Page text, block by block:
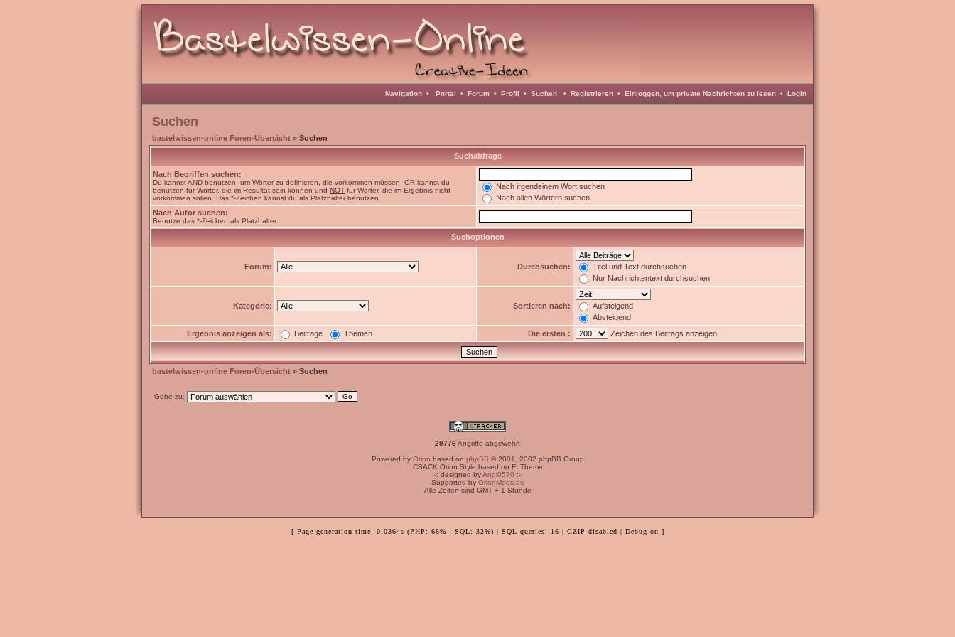
Navigation • Portal • Forum • Profil • Suchen • Registrieren • Einloggen, um private Nachrichten zu lesen • Login
Suchen
bastelwissen-online Foren-Übersicht » Suchen
Suchabfrage
Nach Begriffen suchen:
Du kannstAND benutzen, um Wörter zu definieren, die vorkommen müssen, OR kannst du
benutzen für Wörter, die im Resultat sein können und NOT für Wörter, die im Ergebnis nicht
vorkommen sollen. Das *-Zeichen kannst du als Platzhalter benutzen.
Nach irgendeinem Wort suchen
Nach allen Wörtern suchen
Nach Autor suchen:
Benutze das *-Zeichen als Platzhalter
Suchoptionen
Forum: Durchsuchen:
Titel und Text durchsuchen
Nur Nachrichtentext durchsuchen
Kategorie: Sortieren nach:
Aufsteigend
Absteigend
Ergebnis anzeigen als:
Beiträge Themen Die ersten : Zeichen des Beitrags anzeigen
bastelwissen-online Foren-Übersicht » Suchen
Gehe zu:
29776 Angriffe abgewehrt
Powered by Orion based on phpBB © 2001, 2002 phpBB Group
CBACK Orion Style based on FI Theme
:-: designed byAngi0570 :-:
Supported by OrionMods.de
Alle Zeiten sind GMT + 1 Stunde
[ Page generation time: 0.0364s (PHP: 68% - SQL: 32%) | SQL queries: 16 | GZIP disabled | Debug on ]